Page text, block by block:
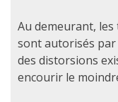
Au demeurant,
sont autorisés
des distorsions
encourir le